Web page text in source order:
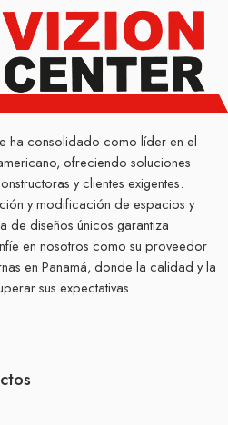
ha consolidado como líder en el
ofreciendo soluciones
y clientes exigentes.
y modificación de espacios y
de diseños únicos garantiza
en nosotros como su proveedor
en Panamá, donde la calidad y la
sus expectativas.